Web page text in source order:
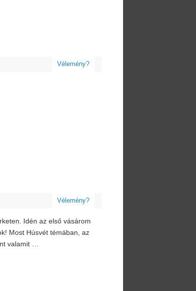
Vélemény?
Vélemény?
Idén az első vásárom
Most Húsvét témában, az
valamit …